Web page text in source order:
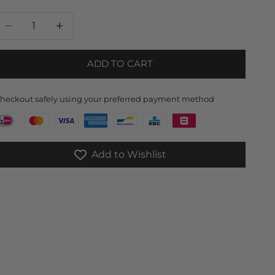
quantity
ADD TO CART
safely using your preferred payment method
Add to Wishlist